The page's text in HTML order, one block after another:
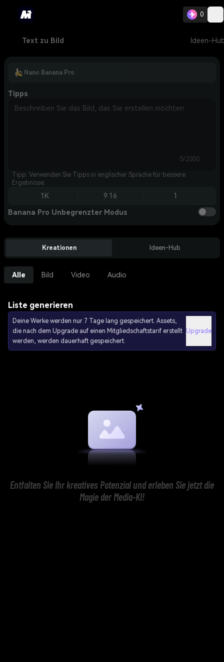
0
Text zu Bild Ideen-
Nano Banana Pro
Tipps
0/2000
Tipp: Verwenden Sie Tipps in englischer Sprache für bessere
Ergebnisse.
1K 9:16 1
Banana Pro Unbegrenzter Modus
Kreationen Ideen-Hub
Alle Bild Video Audio
Liste generieren
Deine Werke werden nur 7 Tage lang gespeichert. Assets,
die nach dem Upgrade auf einen Mitgliedschaftstarif erstellt
werden, werden dauerhaft gespeichert.
Upgrade
Entfalten Sie Ihr kreatives Potenzial und erleben Sie jetzt die
Magie der Media-KI!